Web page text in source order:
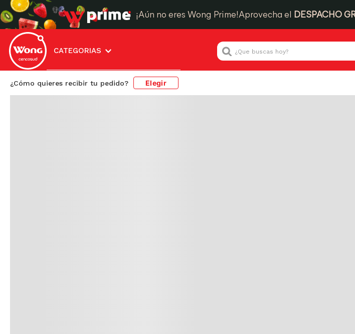
CATEGORIAS
¿Que buscas hoy?
¿Cómo quieres recibir tu pedido?